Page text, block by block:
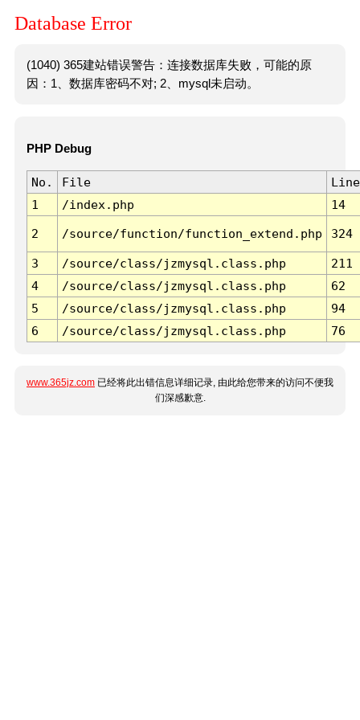
Database Error
(1040) 365建站错误警告：连接数据库失败，可能的原
因：1、数据库密码不对; 2、mysql未启动。
PHP Debug
No. File
Line
1
/index.php 14
2 /source/function/function_extend.php 324
3 /source/class/jzmysql.class.php
211
4
/source/class/jzmysql.class.php
62
5
/source/class/jzmysql.class.php
94
6
/source/class/jzmysql.class.php 76
www.365jz.com 已经将此出错信息详细记录, 由此给您带来的访问不便我
们深感歉意.